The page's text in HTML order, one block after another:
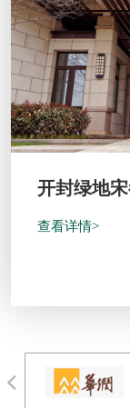
开封绿地
查看详情>